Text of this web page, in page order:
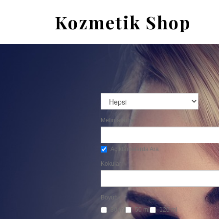
Kozmetik Shop
Metin arama:
Açıklamalarda Ara
Kokular:
Boyut:
50 ml 120 ml